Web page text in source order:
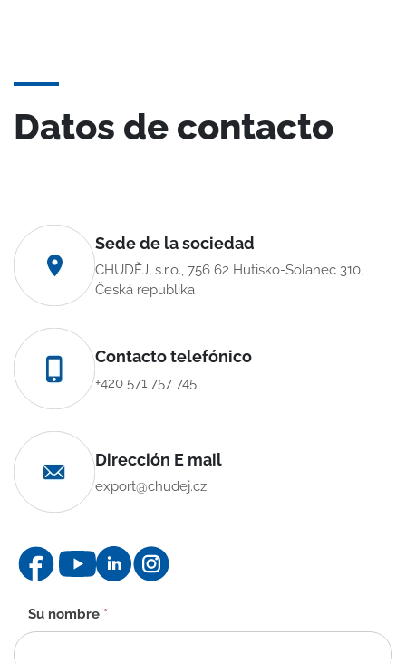
Datos de contacto
Sede de la sociedad
CHUDĚJ, s.r.o., 756 62 Hutisko-Solanec 310,
Česká republika
Contacto telefónico
+420 571 757 745
Dirección E mail
export@chudej.cz
Formulario
de
contacto
Su nombre *